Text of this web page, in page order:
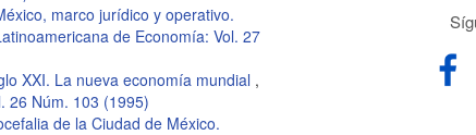
marco jurídico y operativo.
de Economía: Vol. 27
XXI. La nueva economía mundial ,
26 Núm. 103 (1995)
de la Ciudad de México.